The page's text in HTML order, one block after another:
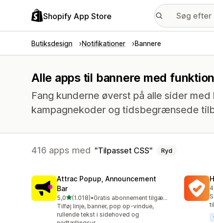
Shopify App Store
Butiksdesign Notifikationer Bannere
Alle apps til bannere med
Fang kunderne øverst på alle sider
kampagnekoder og tidsbegrænsede
416 apps med Tilpasset CSS Ryd
Attrac Popup, Announcement
Bar
5,0ud af 5 stjerner
(1.018)
1018 anmeldelser i alt
•
Gratis abonnement tilgængeligt
Tilføj linje, banner, pop op-vindue,
rullende tekst i sidehoved og